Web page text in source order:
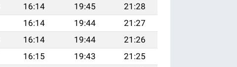
16:14 19:45
21:28
16:14 19:44
21:27
16:14 19:44
21:26
16:15 19:43
21:25